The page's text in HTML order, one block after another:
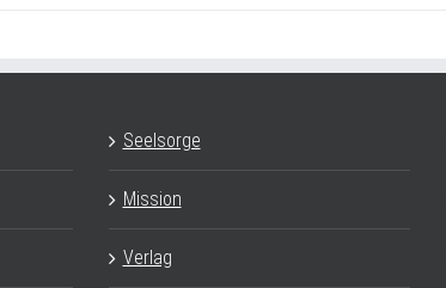
Seelsorge
Mission
Verlag